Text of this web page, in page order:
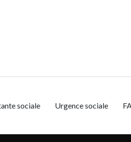
sociale Urgence sociale